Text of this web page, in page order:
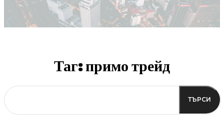
Таг:примо трейд
ТЪРСИ